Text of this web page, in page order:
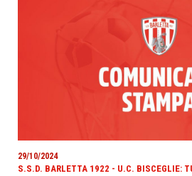
29/10/2024
S.S.D. BARLETTA 1922 - U.C. BISCEGLIE: